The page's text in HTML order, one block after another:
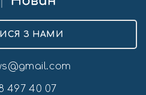
З НАМИ
497 40 07